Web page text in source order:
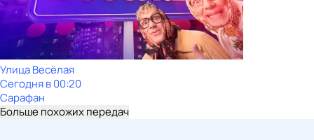
Улица Весёлая
Сегодня в 00:20
Сарафан
Больше похожих передач